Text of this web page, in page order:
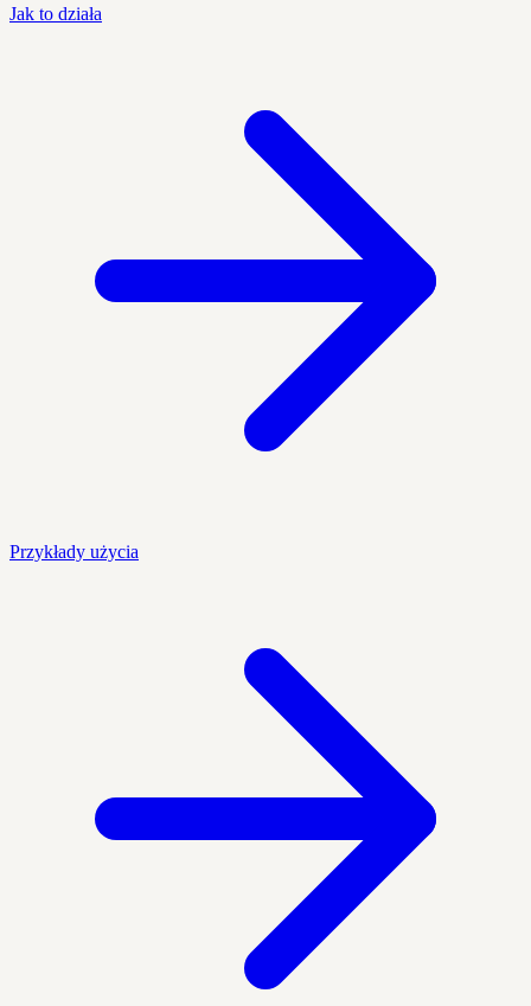
Jak to działa
Przykłady użycia